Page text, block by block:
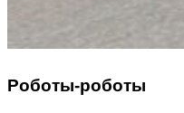
Роботы-роботы